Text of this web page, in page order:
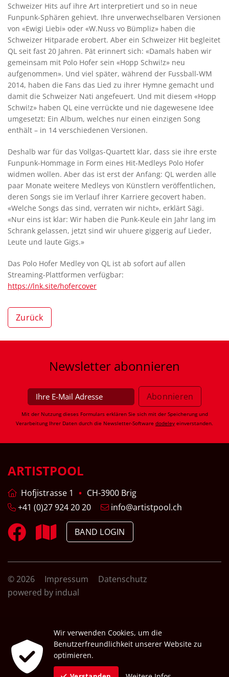
Schweizer Hits auf ihre Art interpretiert und so in neue
Funpunk-Sphären gehievt. Ihre unverwechselbaren Versionen
von «Ewigi Liebi» oder «W.Nuss vo Bümpliz» haben die
Schweizer Hitparade erobert. Aber ein Schweizer Hit begleitet
QL seit fast 20 Jahren. Pät erinnert sich: «Damals haben wir
gemeinsam mit Polo Hofer sein «Hopp Schwi!z» neu
aufgenommen». Und viel später, während der Fussball-WM
2014, haben die Fans das Lied zu ihrer Hymne gemacht und
damit die Schweizer Nati angefeuert. Und mit diesem «Hopp
Schwi!z» haben QL eine verrückte und nie dagewesene Idee
umgesetzt: Ein Album, welches nur einen einzigen Song
enthält – in 14 verschiedenen Versionen.
Deshalb war für das Vollgas-Quartett klar, dass sie ihre erste
Funpunk-Hommage in Form eines Hit-Medleys Polo Hofer
widmen wollen. Aber das ist erst der Anfang: QL werden alle
paar Monate weitere Medleys von Künstlern veröffentlichen,
deren Songs sie im Verlauf ihrer Karriere gecovert haben.
«Welche Songs das sind, verraten wir nicht», erklärt Sägi.
«Nur eins ist klar: Wir haben die Punk-Keule ein Jahr lang im
Schrank gelassen, jetzt sind wir uhuere giggerig auf Lieder,
Leute und laute Gigs.»
Das Polo Hofer Medley von QL ist ab sofort auf allen
Streaming-Plattformen verfügbar:
https://lnk.site/hofercover
Zurück
Newsletter abonnieren
Mit der Nutzung dieses Formulars erklären Sie sich mit der Speicherung und
Verarbeitung Ihrer Daten durch die Newsletter-Software dodeley einverstanden.
ARTISTPOOL
Hofjistrasse 1
CH-3900 Brig
+41 (0)27 924 20 20
info@artistpool.ch
BAND LOGIN
© 2026 Impressum
Datenschutz
powered by indual
Wir verwenden Cookies, um die
Benutzerfreundlichkeit unserer Website zu
optimieren.